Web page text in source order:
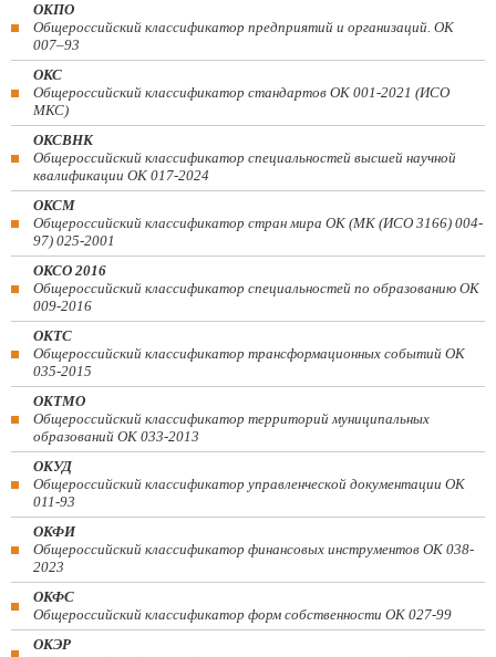
ОКПО
Общероссийский классификатор предприятий и организаций. ОК
007–93
ОКС
Общероссийский классификатор стандартов ОК 001-2021 (ИСО
МКС)
ОКСВНК
Общероссийский классификатор специальностей высшей научной
квалификации ОК 017-2024
ОКСМ
Общероссийский классификатор стран мира ОК (МК (ИСО 3166) 004-
97) 025-2001
ОКСО 2016
Общероссийский классификатор специальностей по образованию ОК
009-2016
ОКТС
Общероссийский классификатор трансформационных событий ОК
035-2015
ОКТМО
Общероссийский классификатор территорий муниципальных
образований ОК 033-2013
ОКУД
Общероссийский классификатор управленческой документации ОК
011-93
ОКФИ
Общероссийский классификатор финансовых инструментов OK 038-
2023
ОКФС
Общероссийский классификатор форм собственности ОК 027-99
ОКЭР